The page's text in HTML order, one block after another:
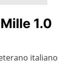
1.0
italiano